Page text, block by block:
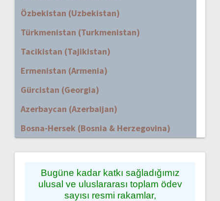
Özbekistan (Uzbekistan)
Türkmenistan (Turkmenistan)
Tacikistan (Tajikistan)
Ermenistan (Armenia)
Gürcistan (Georgia)
Azerbaycan (Azerbaijan)
Bosna-Hersek (Bosnia & Herzegovina)
Bugüne kadar katkı sağladığımız
ulusal ve uluslararası toplam ödev
sayısı resmi rakamlar,